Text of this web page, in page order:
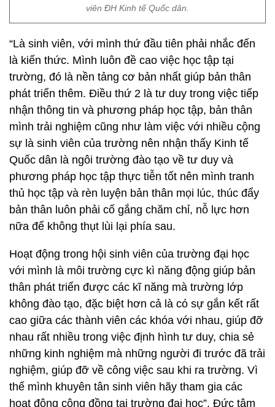
viên ĐH Kinh tế Quốc dân.
“Là sinh viên, với mình thứ đầu tiên phải nhắc đến
là kiến thức. Mình luôn đề cao việc học tập tại
trường, đó là nền tảng cơ bản nhất giúp bản thân
phát triển thêm. Điều thứ 2 là tư duy trong việc tiếp
nhận thông tin và phương pháp học tập, bản thân
mình trải nghiệm cũng như làm việc với nhiều cộng
sự là sinh viên của trường nên nhận thấy Kinh tế
Quốc dân là ngôi trường đào tạo về tư duy và
phương pháp học tập thực tiễn tốt nên mình tranh
thủ học tập và rèn luyện bản thân mọi lúc, thúc đẩy
bản thân luôn phải cố gắng chăm chỉ, nỗ lực hơn
nữa để không thụt lùi lại phía sau.
Hoạt động trong hội sinh viên của trường đại học
với mình là môi trường cực kì năng động giúp bản
thân phát triển được các kĩ năng mà trường lớp
không đào tạo, đặc biệt hơn cả là có sự gắn kết rất
cao giữa các thành viên các khóa với nhau, giúp đỡ
nhau rất nhiều trong việc định hình tư duy, chia sẻ
những kinh nghiệm mà những người đi trước đã trải
nghiệm, giúp đỡ về công việc sau khi ra trường. Vì
thế mình khuyên tân sinh viên hãy tham gia các
hoạt động cộng đồng tại trường đại học”, Đức tâm